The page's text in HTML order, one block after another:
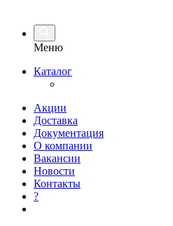
Меню
Каталог
Акции
Доставка
Документация
О компании
Вакансии
Новости
Контакты
?